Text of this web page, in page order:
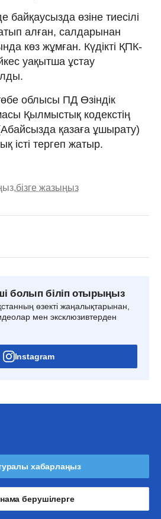
байқаусызда өзіне тиесілі
алған, салдарынан
көз жұмған. Күдікті ҚПК-
уақытша ұстау
облысы ПД Өзіндік
Қылмыстық кодекстің
қазаға ұшырату)
істі тергеп жатыр.
бізге жазыңыз
болып біліп отырыңыз
өзекті жаңалықтарынан,
мен эксклюзивтерден
Instagram
хабарлаңыз
берушілерге